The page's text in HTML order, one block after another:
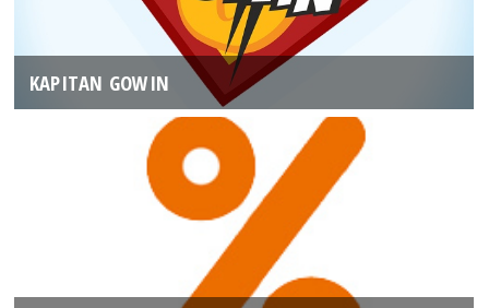
KAPITAN GOWIN